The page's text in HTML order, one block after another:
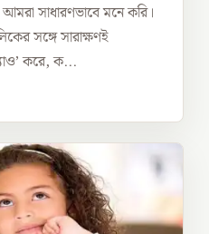
সাধারণভাবে মনে করি।
সঙ্গে সারাক্ষণই
করে, ক...